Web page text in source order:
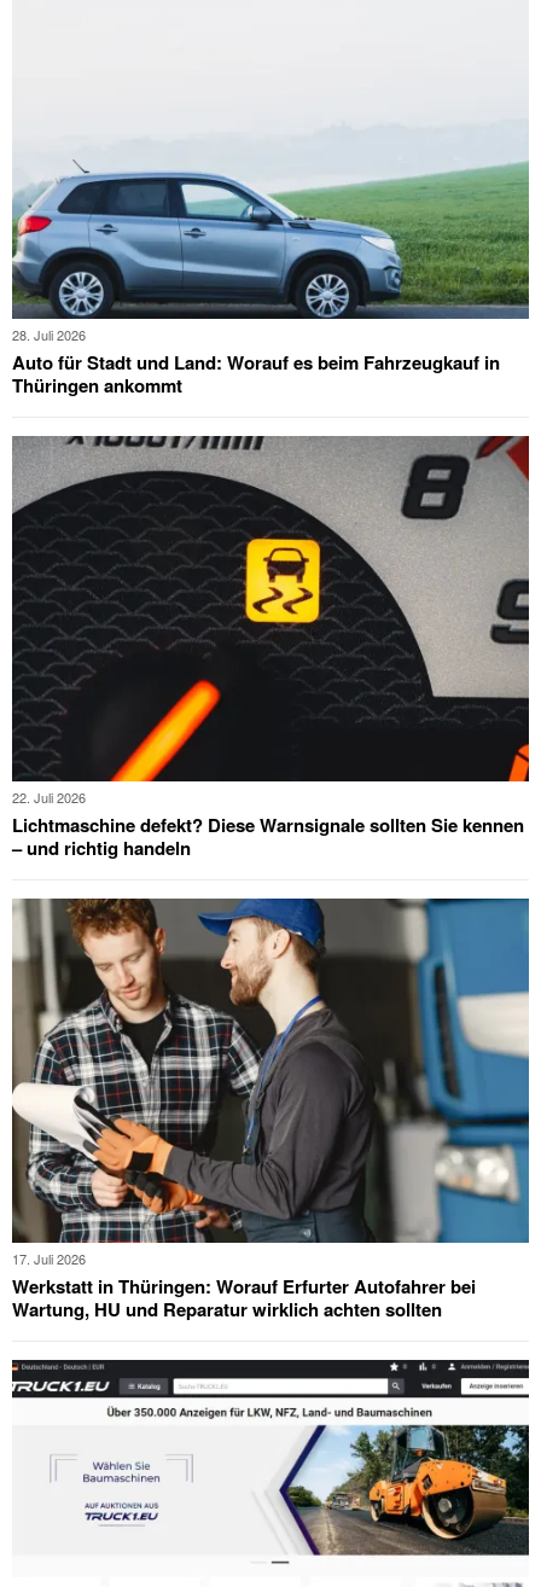
28. Juli 2026
Auto für Stadt und Land: Worauf es beim Fahrzeugkauf in
Thüringen ankommt
22. Juli 2026
Lichtmaschine defekt? Diese Warnsignale sollten Sie kennen
– und richtig handeln
17. Juli 2026
Werkstatt in Thüringen: Worauf Erfurter Autofahrer bei
Wartung, HU und Reparatur wirklich achten sollten